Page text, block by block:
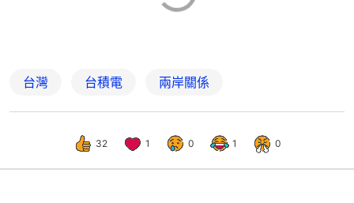
台灣 台積電 兩岸關係
32 1 0 1 0